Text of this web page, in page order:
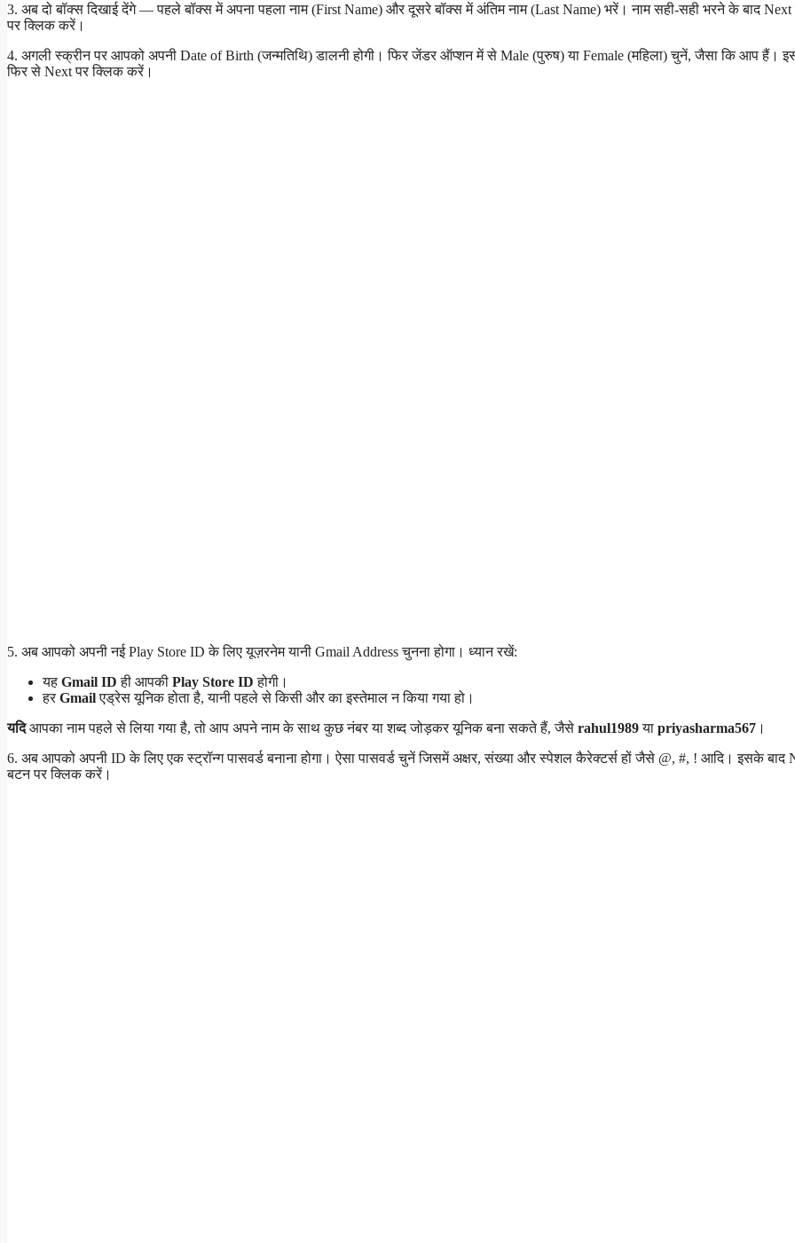
3. अब दो बॉक्स दिखाई देंगे — पहले बॉक्स में अपना पहला नाम (First Name) और दूसरे बॉक्स में अंतिम नाम (Last Name) भरें। नाम सही-सही भरने के बाद
पर क्लिक करें।
4. अगली स्क्रीन पर आपको अपनी Date of Birth (जन्मतिथि) डालनी होगी। फिर जेंडर ऑप्शन में से Male (पुरुष) या Female (महिला) चुनें, जैसा कि आप हैं।
फिर से Next पर क्लिक करें।
5. अब आपको अपनी नई Play Store ID के लिए यूज़रनेम यानी Gmail Address चुनना होगा। ध्यान रखें:
यह Gmail ID ही आपकी Play Store ID होगी।
हर Gmailएड्रेस यूनिक होता है, यानी पहले से किसी और का इस्तेमाल न किया गया हो।
यदिआपका नाम पहले से लिया गया है, तो आप अपने नाम के साथ कुछ नंबर या शब्द जोड़कर यूनिक बना सकते हैं, जैसे rahul1989या priyasharma567 ।
6. अब आपको अपनी ID के लिए एक स्ट्रॉन्ग पासवर्ड बनाना होगा। ऐसा पासवर्ड चुनें जिसमें अक्षर, संख्या और स्पेशल कैरेक्टर्स हों जैसे @, #, ! आदि। इसके बाद
बटन पर क्लिक करें।